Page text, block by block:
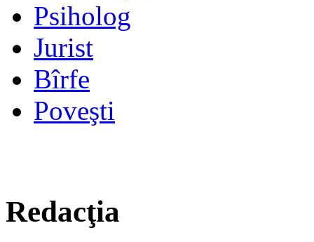
Psiholog
Jurist
Bîrfe
Poveşti
Redacţia